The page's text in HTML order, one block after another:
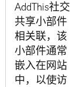
AddThis社交
共享小部件
相关联，该
小部件通常
嵌入在网站
中，以使访